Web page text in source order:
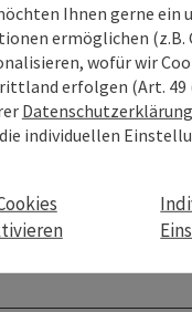
Ihnen gerne ein
ermöglichen
wofür wir
erfolgen (Art. 49
Datenschutzerklärung
individuellen